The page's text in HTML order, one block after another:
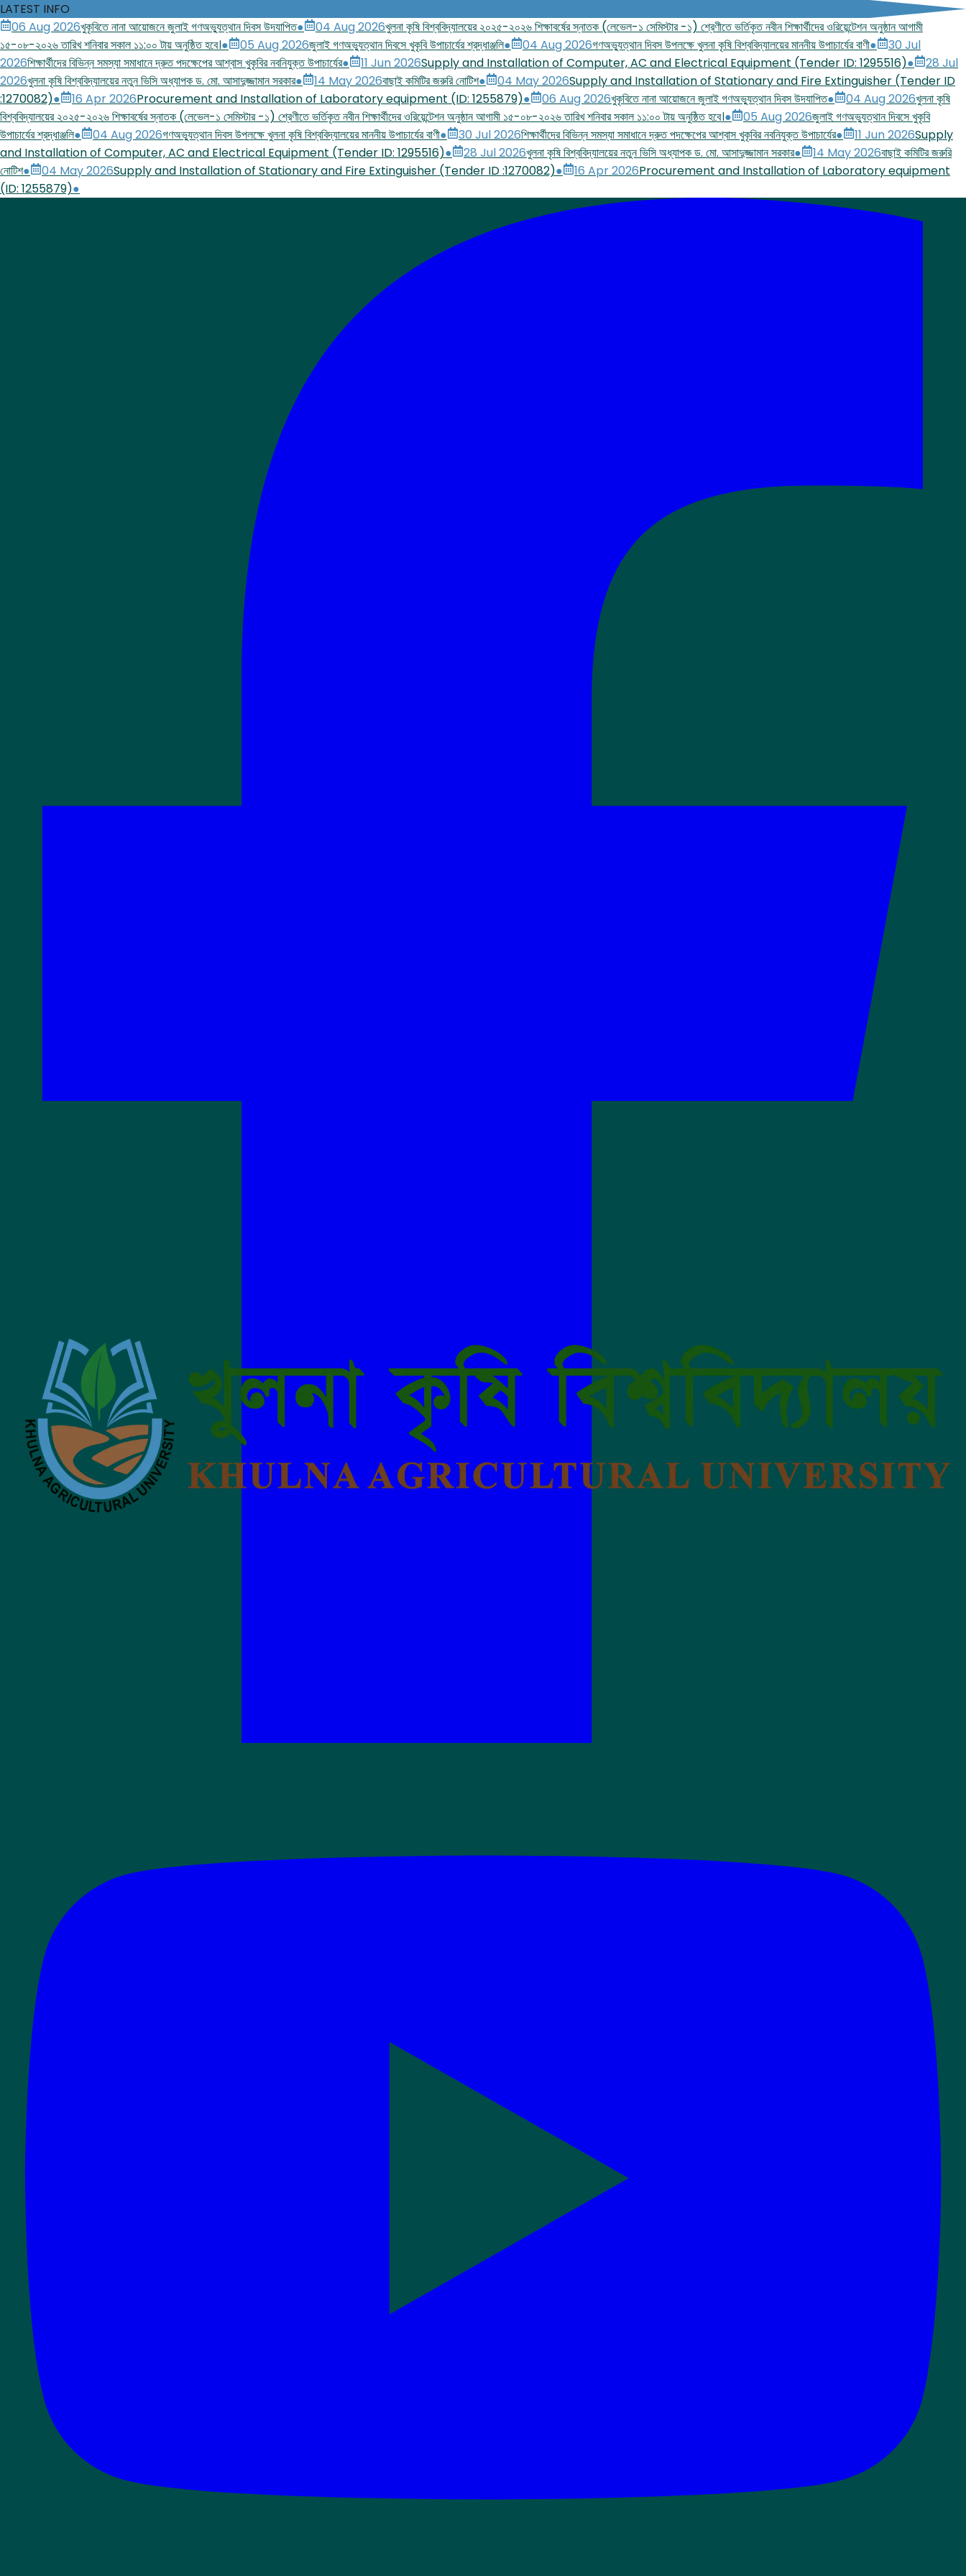
LATEST INFO
06 Aug 2026খুকৃবিতে নানা আয়োজনে জুলাই গণঅভ্যুত্থান দিবস উদযাপিত● 04 Aug 2026খুলনা কৃষি বিশ্ববিদ্যালয়ের ২০২৫-২০২৬ শিক্ষাবর্ষের স্নাতক (লেভেল-১ সেমিস্টার -১) শ্রেণীতে ভর্তিকৃত নবীন শিক্ষার্থীদের ওরিয়েন্টেশন অনুষ্ঠান আগামী
১৫-০৮-২০২৬ তারিখ শনিবার সকাল ১১:০০ টায় অনুষ্ঠিত হবে।● 05 Aug 2026জুলাই গণঅভ্যুত্থান দিবসে খুকৃবি উপাচার্যের শ্রদ্ধাঞ্জলি● 04 Aug 2026গণঅভ্যুত্থান দিবস উপলক্ষে খুলনা কৃষি বিশ্ববিদ্যালয়ের মাননীয় উপাচার্যের বাণী●
30 Jul
2026শিক্ষার্থীদের বিভিন্ন সমস্যা সমাধানে দ্রুত পদক্ষেপের আশ্বাস খুকৃবির নবনিযুক্ত উপাচার্যের● 11 Jun 2026Supply and Installation of Computer, AC and Electrical Equipment (Tender ID: 1295516)●
28 Jul
2026খুলনা কৃষি বিশ্ববিদ্যালয়ের নতুন ভিসি অধ্যাপক ড. মো. আসাদুজ্জামান সরকার● 14 May 2026বাছাই কমিটির জরুরি নোটিশ● 04 May 2026Supply and Installation of Stationary and Fire Extinguisher (Tender ID
:1270082)● 16 Apr 2026Procurement and Installation of Laboratory equipment (ID: 1255879)● 06 Aug 2026খুকৃবিতে নানা আয়োজনে জুলাই গণঅভ্যুত্থান দিবস উদযাপিত● 04 Aug 2026খুলনা কৃষি
বিশ্ববিদ্যালয়ের ২০২৫-২০২৬ শিক্ষাবর্ষের স্নাতক (লেভেল-১ সেমিস্টার -১) শ্রেণীতে ভর্তিকৃত নবীন শিক্ষার্থীদের ওরিয়েন্টেশন অনুষ্ঠান আগামী ১৫-০৮-২০২৬ তারিখ শনিবার সকাল ১১:০০ টায় অনুষ্ঠিত হবে।● 05 Aug 2026জুলাই গণঅভ্যুত্থান দিবসে খুকৃবি
উপাচার্যের শ্রদ্ধাঞ্জলি● 04 Aug 2026গণঅভ্যুত্থান দিবস উপলক্ষে খুলনা কৃষি বিশ্ববিদ্যালয়ের মাননীয় উপাচার্যের বাণী● 30 Jul 2026শিক্ষার্থীদের বিভিন্ন সমস্যা সমাধানে দ্রুত পদক্ষেপের আশ্বাস খুকৃবির নবনিযুক্ত উপাচার্যের● 11 Jun 2026Supply
and Installation of Computer, AC and Electrical Equipment (Tender ID: 1295516)● 28 Jul 2026খুলনা কৃষি বিশ্ববিদ্যালয়ের নতুন ভিসি অধ্যাপক ড. মো. আসাদুজ্জামান সরকার● 14 May 2026বাছাই কমিটির জরুরি
নোটিশ● 04 May 2026Supply and Installation of Stationary and Fire Extinguisher (Tender ID :1270082)● 16 Apr 2026Procurement and Installation of Laboratory equipment
(ID: 1255879)●